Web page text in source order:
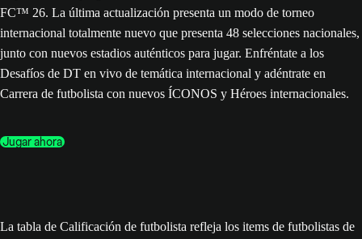
FC™ 26. La última actualización presenta un modo de torneo
internacional totalmente nuevo que presenta 48 selecciones nacionales,
junto con nuevos estadios auténticos para jugar. Enfréntate a los
Desafíos de DT en vivo de temática internacional y adéntrate en
Carrera de futbolista con nuevos ÍCONOS y Héroes internacionales.
Jugar ahora
La tabla de Calificación de futbolista refleja los items de futbolistas de